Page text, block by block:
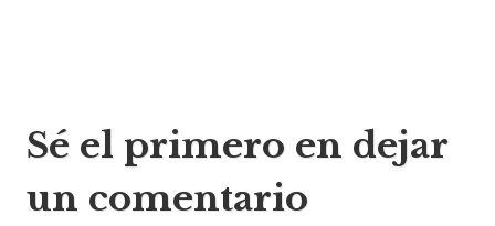
de
Sé el primero en dejar
un comentario